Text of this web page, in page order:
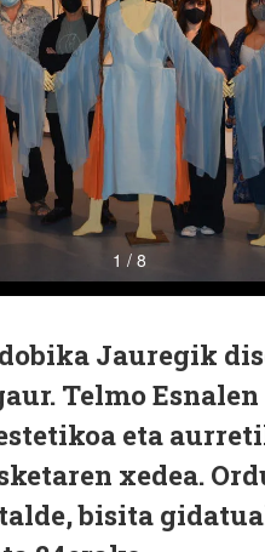
Jauregik
Telmo
eta
xedea.
bisita